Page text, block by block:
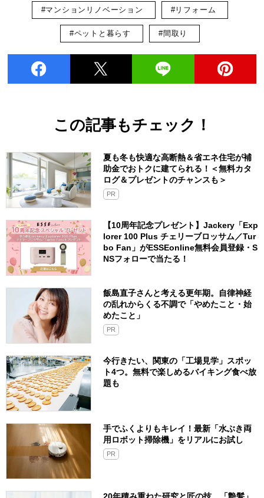
#マンションリノベーション #リフォーム
#ペットと暮らす #間取り
この記事もチェック！
夏も冬も快適な高断熱＆省エネ住宅が補
助金でおトクに建てられる！＜無料カタ
ログ＆プレゼントのチャンスも＞
PR
【10周年記念プレゼント】Jackery「Exp
lorer 100 Plus チェリーブロッサム／Tur
bo Fan」がESSEonline無料会員登録・S
NSフォローで当たる！
飯島直子さんと考える更年期。自律神経
の乱れからくる不調で「やめたこと・始
めたこと」
PR
今行きたい、関東の「工場見学」スポッ
ト4つ。無料で楽しめるバイキング食べ放
題も
手でふくよりもキレイ！最新「水ぶき両
用ロボット掃除機」をリアルにお試し
PR
20年積み重ねた研究と匠の技。「艶髪」